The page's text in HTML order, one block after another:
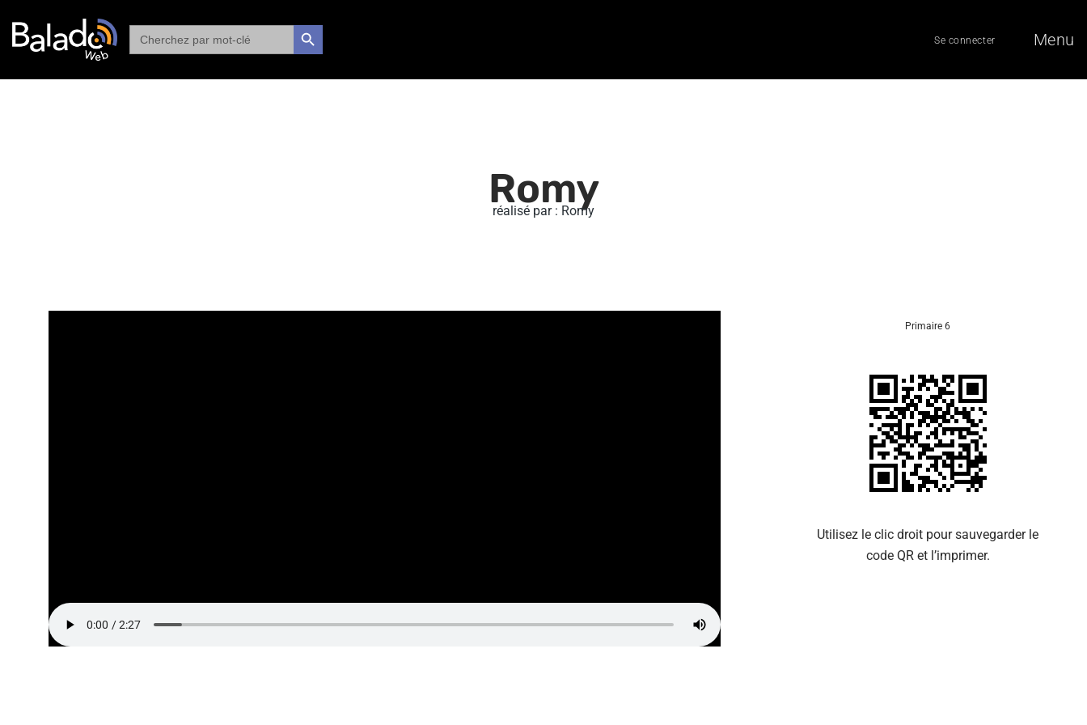
Search
for:
SEARCH BUTTON Se connecter Menu
Romy
réalisé par : Romy
Primaire 6
Utilisez le clic droit pour sauvegarder le
code QR et l’imprimer.